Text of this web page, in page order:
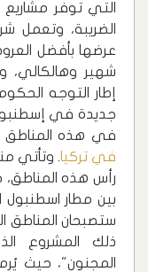
التي توفر مشاريع
الضريبة، وتعمل
عرضها بأفضل
شهير وهالكالي،
إطار التوجه
جديدة في إسطنبول.
في هذه المناطق
في تركيا. وتأتي
رأس هذه
بين مطار اسطنبول
ستصبحان المناطق
ذلك المشروع
المجنون"، حيث